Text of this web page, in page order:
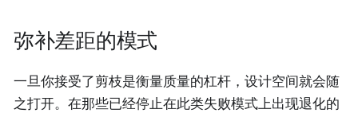
弥补差距的模式
一旦你接受了剪枝是衡量质量的杠杆，设计空间就会随
之打开。在那些已经停止在此类失败模式上出现退化的